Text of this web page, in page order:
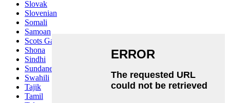
Slovak
Slovenian
Somali
Samoan
Scots Gaelic
Shona
Sindhi
Sundanese
Swahili
Tajik
Tamil